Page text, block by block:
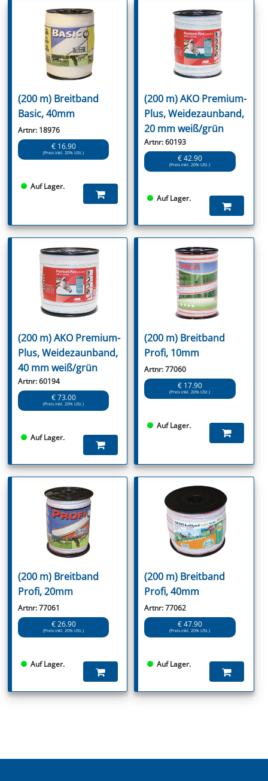
(200 m) Breitband
Basic, 40mm
Artnr: 18976
€ 16.90
(Preis inkl. 20% USt.)
Auf Lager.
(200 m) AKO Premium-
Plus, Weidezaunband,
20 mm weiß/grün
Artnr: 60193
€ 42.90
(Preis inkl. 20% USt.)
Auf Lager.
(200 m) AKO Premium-
Plus, Weidezaunband,
40 mm weiß/grün
Artnr: 60194
€ 73.00
(Preis inkl. 20% USt.)
Auf Lager.
(200 m) Breitband
Profi, 10mm
Artnr: 77060
€ 17.90
(Preis inkl. 20% USt.)
Auf Lager.
(200 m) Breitband
Profi, 20mm
Artnr: 77061
€ 26.90
(Preis inkl. 20% USt.)
Auf Lager.
(200 m) Breitband
Profi, 40mm
Artnr: 77062
€ 47.90
(Preis inkl. 20% USt.)
Auf Lager.